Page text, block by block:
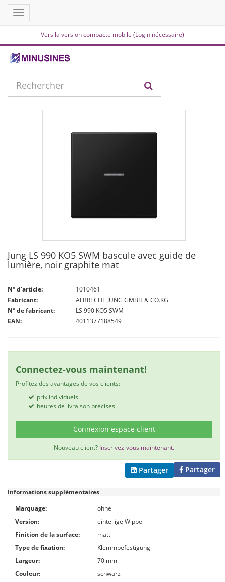
Vers la version compacte mobile (Login nécessaire)
Toggle
navigation
Jung LS 990 KO5 SWM bascule avec guide de
lumière, noir graphite mat
N° d'article:
1010461
Fabricant:
ALBRECHT JUNG GMBH & CO.KG
N° de fabricant:
LS 990 KO5 SWM
EAN:
4011377188549
Connectez-vous maintenant!
Profitez des avantages de vos clients:
prix individuels
heures de livraison précises
Connexion espace client
Nouveau client? Inscrivez-vous maintenant.
Partager
Partager
Informations supplémentaires
Marquage:
ohne
Version:
einteilige Wippe
Finition de la surface:
matt
Type de fixation:
Klemmbefestigung
Largeur:
70 mm
Couleur:
schwarz